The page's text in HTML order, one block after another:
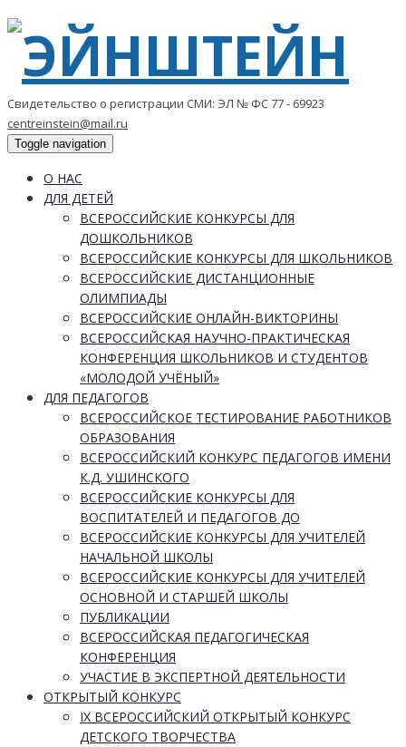
Свидетельство о регистрации СМИ: ЭЛ № ФС 77 - 69923
centreinstein@mail.ru
Toggle navigation
О НАС
ДЛЯ ДЕТЕЙ
ВСЕРОССИЙСКИЕ КОНКУРСЫ ДЛЯ
ДОШКОЛЬНИКОВ
ВСЕРОССИЙСКИЕ КОНКУРСЫ ДЛЯ ШКОЛЬНИКОВ
ВСЕРОССИЙСКИЕ ДИСТАНЦИОННЫЕ
ОЛИМПИАДЫ
ВСЕРОССИЙСКИЕ ОНЛАЙН-ВИКТОРИНЫ
ВСЕРОССИЙСКАЯ НАУЧНО-ПРАКТИЧЕСКАЯ
КОНФЕРЕНЦИЯ ШКОЛЬНИКОВ И СТУДЕНТОВ
«МОЛОДОЙ УЧЁНЫЙ»
ДЛЯ ПЕДАГОГОВ
ВСЕРОССИЙСКОЕ ТЕСТИРОВАНИЕ РАБОТНИКОВ
ОБРАЗОВАНИЯ
ВСЕРОССИЙСКИЙ КОНКУРС ПЕДАГОГОВ ИМЕНИ
К.Д. УШИНСКОГО
ВСЕРОССИЙСКИЕ КОНКУРСЫ ДЛЯ
ВОСПИТАТЕЛЕЙ И ПЕДАГОГОВ ДО
ВСЕРОССИЙСКИЕ КОНКУРСЫ ДЛЯ УЧИТЕЛЕЙ
НАЧАЛЬНОЙ ШКОЛЫ
ВСЕРОССИЙСКИЕ КОНКУРСЫ ДЛЯ УЧИТЕЛЕЙ
ОСНОВНОЙ И СТАРШЕЙ ШКОЛЫ
ПУБЛИКАЦИИ
ВСЕРОССИЙСКАЯ ПЕДАГОГИЧЕСКАЯ
КОНФЕРЕНЦИЯ
УЧАСТИЕ В ЭКСПЕРТНОЙ ДЕЯТЕЛЬНОСТИ
ОТКРЫТЫЙ КОНКУРС
IX ВСЕРОССИЙСКИЙ ОТКРЫТЫЙ КОНКУРС
ДЕТСКОГО ТВОРЧЕСТВА